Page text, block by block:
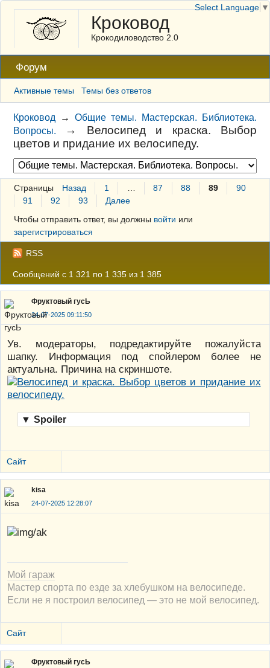
Кроковод
Крокодиловодство 2.0
Форум
Активные темы Темы без ответов
Кроковод →Общие темы. Мастерская. Библиотека.
Вопросы.
→ Велосипед и краска. Выбор
цветов и придание их велосипеду.
Страницы Назад 1 87 88 89
90
91
92 93
Далее
Чтобы отправить ответ, вы должны войти или
зарегистрироваться
RSS
Сообщений с 1 321 по 1 335 из 1 385
Фруктовый гусЬ
24-07-2025 09:11:50
Ув. модераторы, подредактируйте пожалуйста
шапку. Информация под спойлером более не
актуальна. Причина на скриншоте.
▼ Spoiler
Сайт
kisa
24-07-2025 12:28:07
Мой гараж
Мастер спорта по езде за хлебушком на велосипеде.
Если не я построил велосипед — это не мой велосипед.
Сайт
Фруктовый гусЬ
Select Language ▼